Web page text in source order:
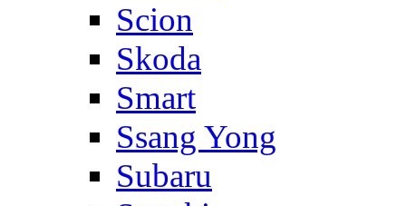
Scion
Skoda
Smart
Ssang Yong
Subaru